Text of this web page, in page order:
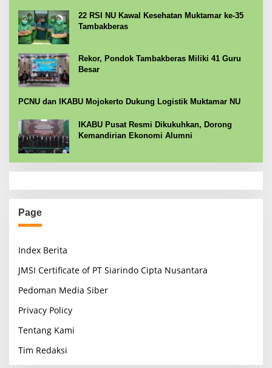
22 RSI NU Kawal Kesehatan Muktamar ke-35
Tambakberas
Rekor, Pondok Tambakberas Miliki 41 Guru
Besar
PCNU dan IKABU Mojokerto Dukung Logistik Muktamar NU
IKABU Pusat Resmi Dikukuhkan, Dorong
Kemandirian Ekonomi Alumni
Page
Index Berita
JMSI Certificate of PT Siarindo Cipta Nusantara
Pedoman Media Siber
Privacy Policy
Tentang Kami
Tim Redaksi